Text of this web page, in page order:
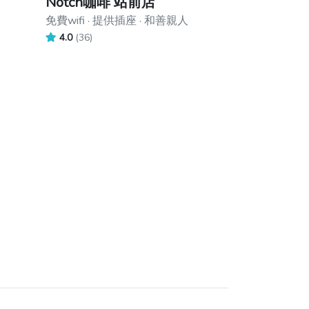
免費wifi · 提供插座 · 和善親人
4.0 (36)